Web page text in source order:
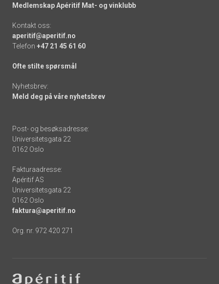
Medlemskap Apéritif Mat- og vinklubb
Kontakt oss:
aperitif@aperitif.no
Telefon +47 21 45 61 60
Ofte stilte spørsmål
Nyhetsbrev:
Meld deg på våre nyhetsbrev
Post- og besøksadresse:
Universitetsgata 22
0162 Oslo
Fakturaadresse:
Apéritif AS
Universitetsgata 22
0162 Oslo
faktura@aperitif.no
Org. nr. 972 420 271